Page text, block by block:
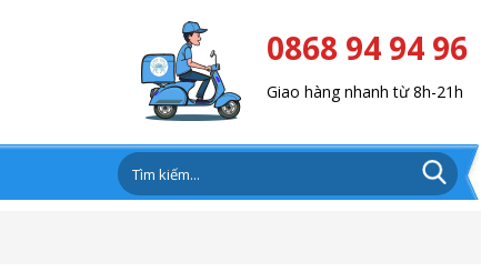
0868 94 94 96
Giao hàng nhanh từ 8h-21h